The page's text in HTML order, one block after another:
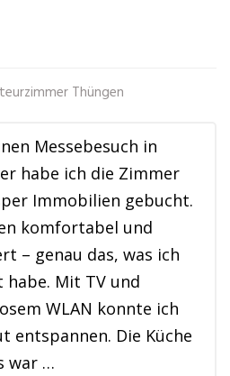
Thüngen
Messebesuch in
habe ich die Zimmer
Immobilien gebucht.
komfortabel und
– genau das, was ich
habe. Mit TV und
WLAN konnte ich
entspannen. Die Küche
war …